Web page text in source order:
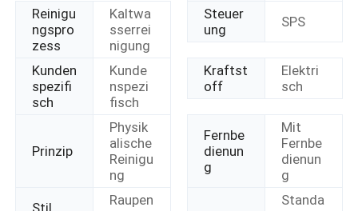
Reinigu
ngspro
zess
Kaltwa
sserrei
nigung
Steuer
ung
SPS
Kunden
spezifi
sch
Kunde
nspezi
fisch
Kraftst
off
Elektri
sch
Prinzip
Physik
alische
Reinigu
ng
Fernbe
dienun
g
Mit
Fernbe
dienun
g
Stil
Raupen
Standa